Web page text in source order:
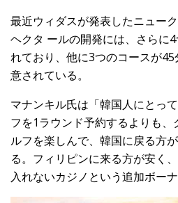
最近ウィダスが発表したニュー
ヘクタ ールの開発には、さらに
れており、他に3つのコースが
意されている。
マナンキル氏は「韓国人にとっ
フを1ラウンド予約するよりも
ルフを楽しんで、韓国に戻る方
る。フィリピンに来る方が安く
入れないカジノという追加ボー